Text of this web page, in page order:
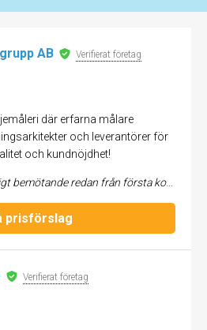
AB Verifierat företag
där erfarna målare
och leverantörer för
och kundnöjdhet!
minuter från det att jag skickade in en offertförfrågan och kommunikationen fortsatte lika bra under hela tiden. Soran är bra och enkel att bolla med samt lätt att få tag på vilket är ett stort plus. Jag kontaktade Marlons Måleri för grundarbete och målning av väggar, tak, snickerier samt slipning och behandling av golv. Resultatet blev otroligt bra och noggrant genomfört. Abbe och gänget slet som bara den och levererade ett kanonresultat! Som kund uppskattar jag verkligen den tydliga kommunikationen och att de är så lösningsorienterade. Jag kommer kontakta Marlons Måleri nästa gång jag behöver hjälp med renovering!
prisförslag
Verifierat företag